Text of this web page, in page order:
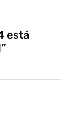
está